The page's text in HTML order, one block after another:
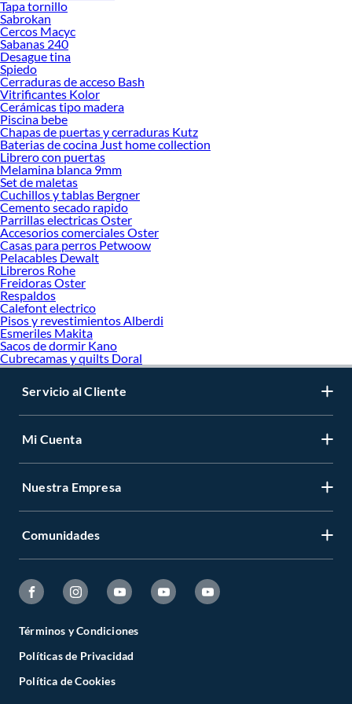
todo lo necesario para tus proyectos de renovación y decoración. ¡Visítanos y
haz tus ideas realidad!
Tapa tornillo
Sabrokan
Cercos Macyc
Sabanas 240
Desague tina
Spiedo
Cerraduras de acceso Bash
Vitrificantes Kolor
Cerámicas tipo madera
Piscina bebe
Chapas de puertas y cerraduras Kutz
Baterias de cocina Just home collection
Librero con puertas
Melamina blanca 9mm
Set de maletas
Cuchillos y tablas Bergner
Cemento secado rapido
Parrillas electricas Oster
Accesorios comerciales Oster
Casas para perros Petwoow
Pelacables Dewalt
Libreros Rohe
Freidoras Oster
Respaldos
Calefont electrico
Pisos y revestimientos Alberdi
Esmeriles Makita
Sacos de dormir Kano
Cubrecamas y quilts Doral
Servicio al Cliente
Mi Cuenta
Nuestra Empresa
Comunidades
Términos y Condiciones
Políticas de Privacidad
Política de Cookies